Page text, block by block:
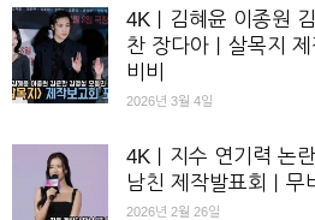
4K｜김혜윤 이종원
찬 장다아｜살목지
비비
2026년 3월 4일
4K｜지수 연기력 논
남친 제작발표회｜무
2026년 2월 26일